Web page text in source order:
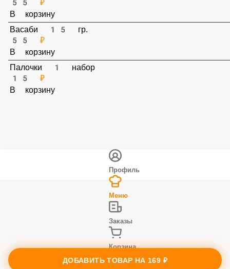
Имбирь 30 гр.
55 ₽
В корзину
Васаби 15 гр.
55 ₽
В корзину
ДОБАВИТЬ ТОВАР НА 169 ₽
Профиль
Меню
Заказы